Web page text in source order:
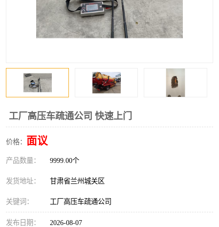
工厂高压车疏通公司 快速上门
价格： 面议
产品数量： 9999.00个
发货地址： 甘肃省兰州城关区
关键词： 工厂高压车疏通公司
发布日期： 2026-08-07
高压车疏通清淤